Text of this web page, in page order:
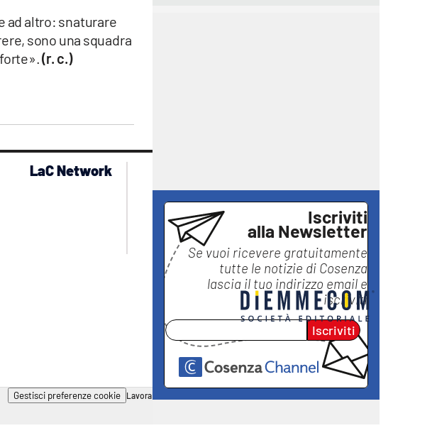
ad altro: snaturare
sono una squadra
forte».(r. c.)
Iscriviti
alla Newsletter
Se vuoi ricevere gratuitamente
tutte le notizie di Cosenza
lascia il tuo indirizzo email e
iscriviti
Iscriviti
LaC Network
laconair.it
ilreggino.it
ilvibonese.it
catanzarochannel.it
Gestisci preferenze cookie Lavora con noi